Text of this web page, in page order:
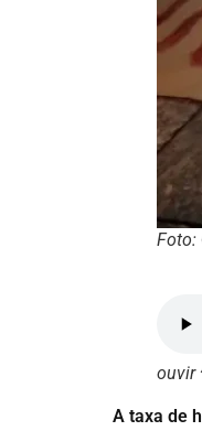
Foto:
ouvir
A taxa de